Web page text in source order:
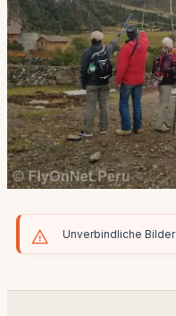
Unverbindliche Bilder